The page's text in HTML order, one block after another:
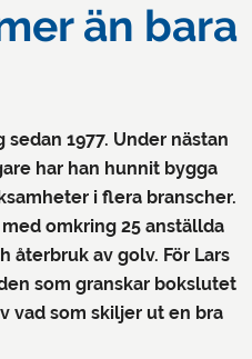
än bara
1977. Under nästan
har han hunnit bygga
i flera branscher.
omkring 25 anställda
återbruk av golv. För Lars
som granskar bokslutet
vad som skiljer ut en bra